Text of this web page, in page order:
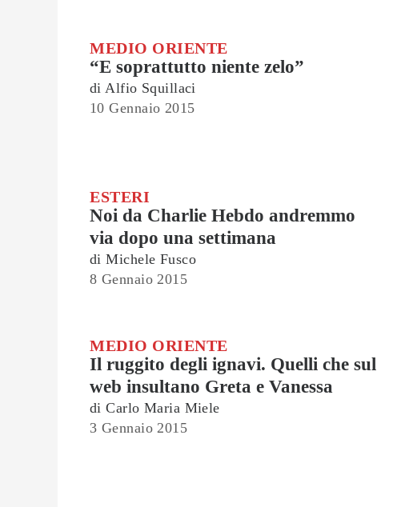
MEDIO ORIENTE
“E soprattutto niente zelo”
di Alfio Squillaci
10 Gennaio 2015
ESTERI
Noi da Charlie Hebdo andremmo
via dopo una settimana
di Michele Fusco
8 Gennaio 2015
MEDIO ORIENTE
Il ruggito degli ignavi. Quelli che sul
web insultano Greta e Vanessa
di Carlo Maria Miele
3 Gennaio 2015